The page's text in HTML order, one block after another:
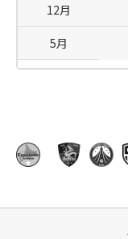
12月
5月